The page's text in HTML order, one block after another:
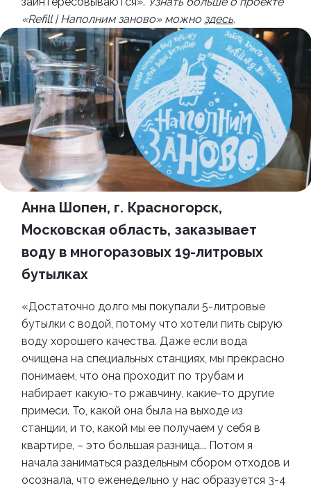
«Refill | Наполним заново» можно здесь.
Анна Шопен, г. Красногорск,
Московская область, заказывает
воду в многоразовых 19-литровых
бутылках
«Достаточно долго мы покупали 5-литровые
бутылки с водой, потому что хотели пить сырую
воду хорошего качества. Даже если вода
очищена на специальных станциях, мы прекрасно
понимаем, что она проходит по трубам и
набирает какую-то ржавчину, какие-то другие
примеси. То, какой она была на выходе из
станции, и то, какой мы ее получаем у себя в
квартире, – это большая разница... Потом я
начала заниматься раздельным сбором отходов и
осознала, что еженедельно у нас образуется 3-4